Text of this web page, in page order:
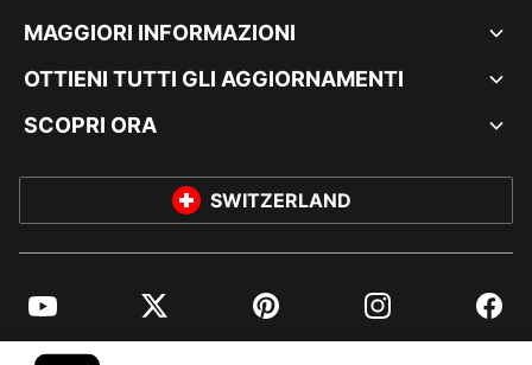
MAGGIORI INFORMAZIONI
OTTIENI TUTTI GLI AGGIORNAMENTI
SCOPRI ORA
SWITZERLAND
YouTube Twitter Pinterest Instagram